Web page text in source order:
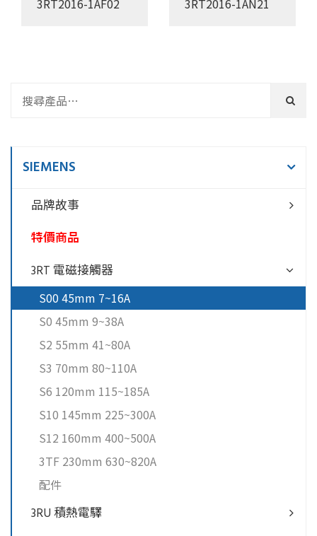
3RT2016-1AF02 3RT2016-1AN21
SIEMENS
品牌故事
特價商品
3RT 電磁接觸器
S00 45mm 7~16A
S0 45mm 9~38A
S2 55mm 41~80A
S3 70mm 80~110A
S6 120mm 115~185A
S10 145mm 225~300A
S12 160mm 400~500A
3TF 230mm 630~820A
配件
3RU 積熱電驛